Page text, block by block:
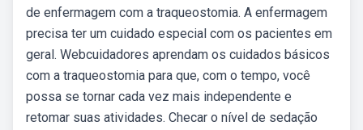
de enfermagem com a traqueostomia. A enfermagem
precisa ter um cuidado especial com os pacientes em
geral. Webcuidadores aprendam os cuidados básicos
com a traqueostomia para que, com o tempo, você
possa se tornar cada vez mais independente e
retomar suas atividades. Checar o nível de sedação